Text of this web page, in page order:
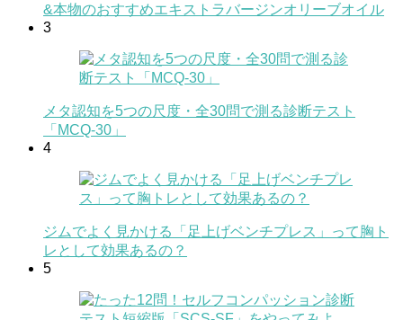
&本物のおすすめエキストラバージンオリーブオイル
3
メタ認知を5つの尺度・全30問で測る診断テスト
「MCQ-30」
4
ジムでよく見かける「足上げベンチプレス」って胸ト
レとして効果あるの？
5